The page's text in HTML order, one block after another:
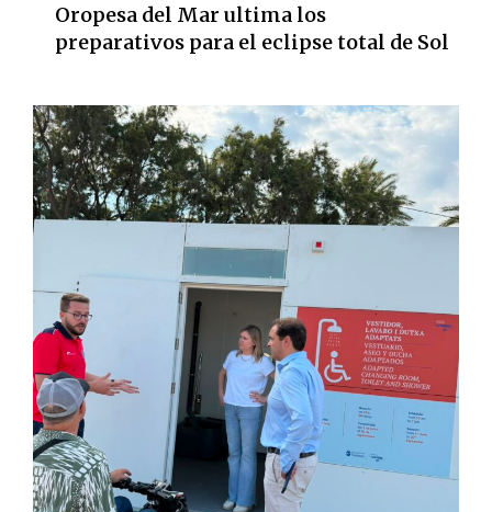
Oropesa del Mar ultima los
preparativos para el eclipse total de Sol